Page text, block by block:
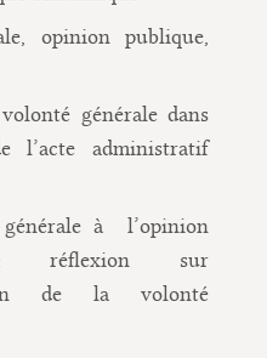
opinion publique,
générale dans
l’acte administratif
à l’opinion
: réflexion sur
de la volonté